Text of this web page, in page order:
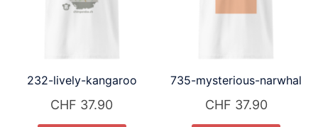
232-lively-kangaroo
CHF 37.90
735-mysterious-narwhal
CHF 37.90